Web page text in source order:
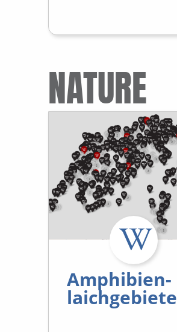
NATURE
Amphibien-
laichgebiete